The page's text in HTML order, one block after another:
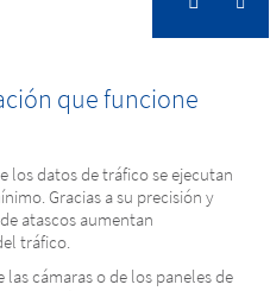
que funcione
los datos de tráfico se ejecutan
Gracias a su precisión y
atascos aumentan
tráfico.
cámaras o de los paneles de